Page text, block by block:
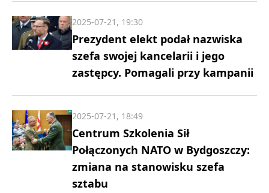
Prezydent elekt podał nazwiska
szefa swojej kancelarii i jego
zastępcy. Pomagali przy kampanii
2025-07-21, 19:30
Centrum Szkolenia Sił
Połączonych NATO w Bydgoszczy:
zmiana na stanowisku szefa
sztabu
2025-07-21, 18:49